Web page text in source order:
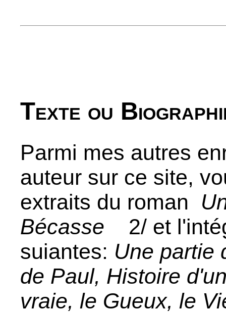
Texte ou
Parmi mes autres
auteur sur ce site,
extraits du roman
Bécasse 2/ et
suiantes: Une partie
de Paul, Histoire
vraie, le Gueux, le